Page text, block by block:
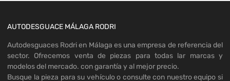
AUTODESGUACE MÁLAGA RODRI
Autodesguaces Rodri en Málaga es una empresa de referencia del
sector. Ofrecemos venta de piezas para todas lar marcas y
modelos del mercado. con garantía y al mejor precio.
Busque la pieza para su vehículo o consulte con nuestro equipo si